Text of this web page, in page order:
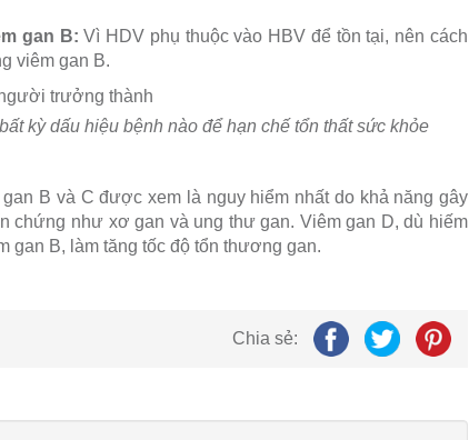
gan B: Vì HDV phụ thuộc vào HBV để tồn tại, nên cách
viêm gan B.
kỳ dấu hiệu bệnh nào để hạn chế tổn thất sức khỏe
B và C được xem là nguy hiểm nhất do khả năng gây
chứng như xơ gan và ung thư gan. Viêm gan D, dù hiếm
gan B, làm tăng tốc độ tổn thương gan.
Chia sẻ: